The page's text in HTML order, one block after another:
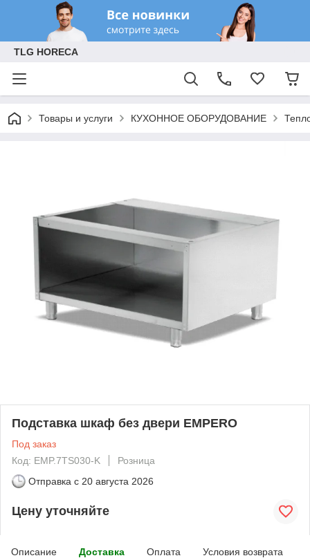
TLG HORECA
Товары и услуги КУХОННОЕ ОБОРУДОВАНИЕ
Подставка шкаф без двери EMPERO
Под заказ
Код: EMP.7TS030-K
Розница
Отправка с 20 августа 2026
Цену уточняйте
Описание Доставка Оплата Условия возврата